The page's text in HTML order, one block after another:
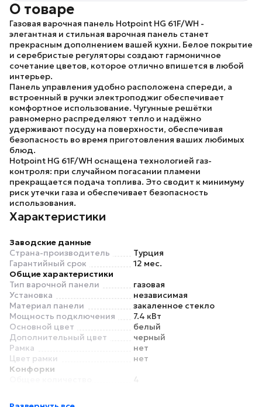
О товаре
Газовая варочная панель Hotpoint HG 61F/WH -
элегантная и стильная варочная панель станет
прекрасным дополнением вашей кухни. Белое покрытие
и серебристые регуляторы создают гармоничное
сочетание цветов, которое отлично впишется в любой
интерьер.
Панель управления удобно расположена спереди, а
встроенный в ручки электроподжиг обеспечивает
комфортное использование. Чугунные решётки
равномерно распределяют тепло и надёжно
удерживают посуду на поверхности, обеспечивая
безопасность во время приготовления ваших любимых
блюд.
Hotpoint HG 61F/WH оснащена технологией газ-
контроля: при случайном погасании пламени
прекращается подача топлива. Это сводит к минимуму
риск утечки газа и обеспечивает безопасность
использования.
Характеристики
Заводские данные
Страна-производитель
Турция
Гарантийный срок
12 мес.
Общие характеристики
Тип варочной панели
газовая
Установка
независимая
Материал панели
закаленное стекло
Мощность подключения
7.4 кВт
Основной цвет
белый
Дополнительный цвет
черный
Рамка
нет
Цвет рамки
нет
Конфорки
4